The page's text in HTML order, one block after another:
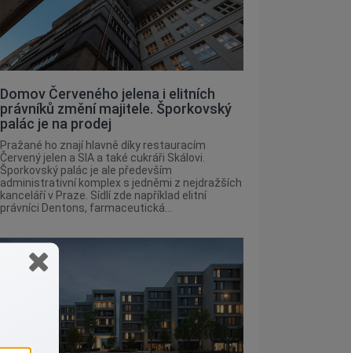
Domov Červeného jelena i elitních
právníků změní majitele. Šporkovský
palác je na prodej
Pražané ho znají hlavně díky restauracím
Červený jelen a SIA a také cukráři Skálovi.
Šporkovský palác je ale především
administrativní komplex s jedněmi z nejdražších
kanceláří v Praze. Sídlí zde například elitní
právníci Dentons, farmaceutická...